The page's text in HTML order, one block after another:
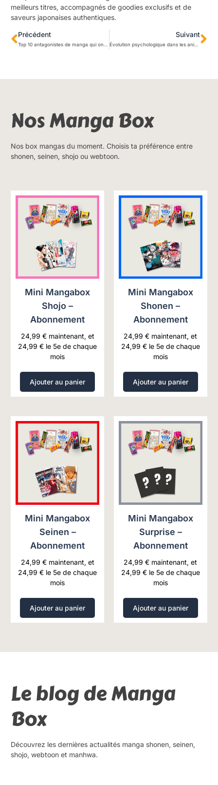
meilleurs titres, accompagnés de goodies exclusifs et de
saveurs japonaises authentiques.
Précédent Suivant
Évolution psychologique dans les animés : 5 personnages qui nous touchent
Nos Manga Box
Nos box mangas du moment. Choisis ta préférence entre
shonen, seinen, shojo ou webtoon.
Mini Mangabox
Shojo –
Abonnement
24,99 € maintenant, et
24,99€ le 5e de chaque
mois
Ajouter au panier
Mini Mangabox
Shonen –
Abonnement
24,99€ maintenant, et
24,99 € le 5e de chaque
mois
Ajouter au panier
Mini Mangabox
Seinen –
Abonnement
24,99 € maintenant, et
24,99€ le 5e de chaque
mois
Ajouter au panier
Mini Mangabox
Surprise –
Abonnement
24,99€ maintenant, et
24,99 € le 5e de chaque
mois
Ajouter au panier
Le blog de Manga
Box
Découvrez les dernières actualités manga shonen, seinen,
shojo, webtoon et manhwa.